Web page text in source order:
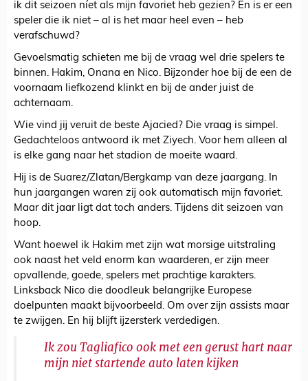
ik dit seizoen níet als mijn favoriet heb gezien? En is er een
speler die ik niet – al is het maar heel even – heb
verafschuwd?
Gevoelsmatig schieten me bij de vraag wel drie spelers te
binnen. Hakim, Onana en Nico. Bijzonder hoe bij de een de
voornaam liefkozend klinkt en bij de ander juist de
achternaam.
Wie vind jij veruit de beste Ajacied? Die vraag is simpel.
Gedachteloos antwoord ik met Ziyech. Voor hem alleen al
is elke gang naar het stadion de moeite waard.
Hij is de Suarez/Zlatan/Bergkamp van deze jaargang. In
hun jaargangen waren zij ook automatisch mijn favoriet.
Maar dit jaar ligt dat toch anders. Tijdens dit seizoen van
hoop.
Want hoewel ik Hakim met zijn wat morsige uitstraling
ook naast het veld enorm kan waarderen, er zijn meer
opvallende, goede, spelers met prachtige karakters.
Linksback Nico die doodleuk belangrijke Europese
doelpunten maakt bijvoorbeeld. Om over zijn assists maar
te zwijgen. En hij blijft ijzersterk verdedigen.
Ik zou Tagliafico ook met een gerust hart naar
mijn niet startende auto laten kijken